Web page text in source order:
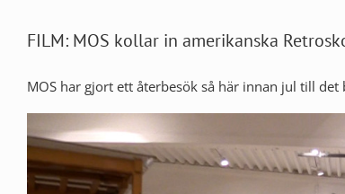
FILM: MOS kollar in amerikanska
MOS har gjort ett återbesök så här innan jul till